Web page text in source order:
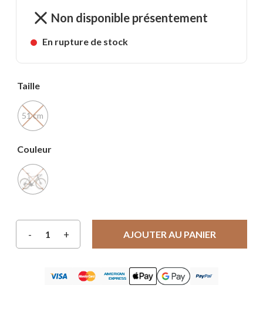
Non disponible présentement
En rupture de stock
Taille
51 cm
Couleur
AJOUTER AU PANIER